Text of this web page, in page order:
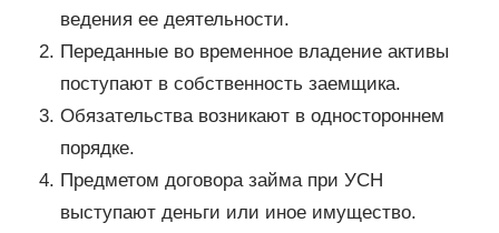
ведения ее деятельности.
Переданные во временное владение активы
поступают в собственность заемщика.
Обязательства возникают в одностороннем
порядке.
Предметом договора займа при УСН
выступают деньги или иное имущество.